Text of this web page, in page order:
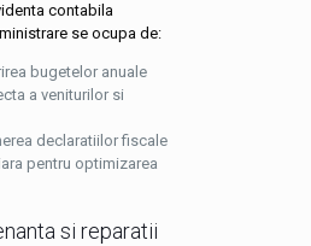
contabila
se ocupa de:
bugetelor anuale
a veniturilor si
declaratiilor fiscale
pentru optimizarea
si reparatii